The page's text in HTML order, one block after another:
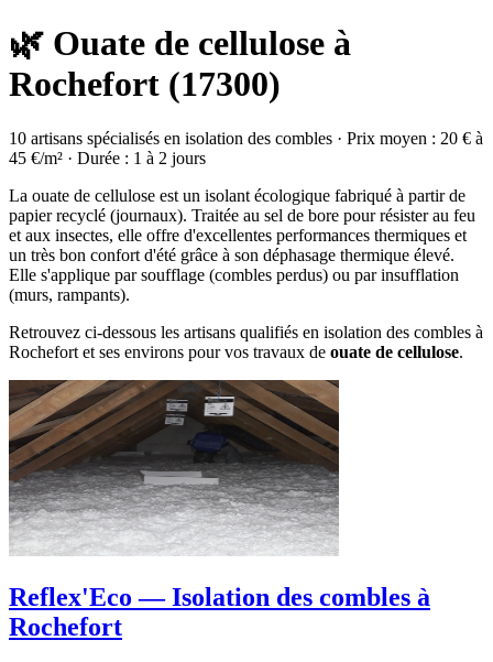
🌿 Ouate de cellulose à
Rochefort (17300)
10 artisans spécialisés en isolation des combles · Prix moyen : 20 € à
45 €/m² · Durée : 1 à 2 jours
La ouate de cellulose est un isolant écologique fabriqué à partir de
papier recyclé (journaux). Traitée au sel de bore pour résister au feu
et aux insectes, elle offre d'excellentes performances thermiques et
un très bon confort d'été grâce à son déphasage thermique élevé.
Elle s'applique par soufflage (combles perdus) ou par insufflation
(murs, rampants).
Retrouvez ci-dessous les artisans qualifiés en isolation des combles à
Rochefort et ses environs pour vos travaux de ouate de cellulose.
Reflex'Eco — Isolation des combles à
Rochefort